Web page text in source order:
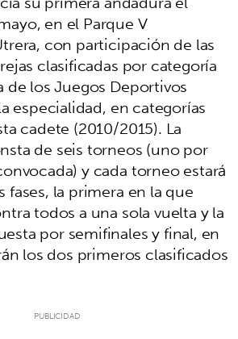
en el Parque V
con participación de las
clasificadas por categoría
los Juegos Deportivos
especialidad, en categorías
cadete (2010/2015). La
de seis torneos (uno por
y cada torneo estará
la primera en la que
todos a una sola vuelta y la
por semifinales y final, en
los dos primeros clasificados